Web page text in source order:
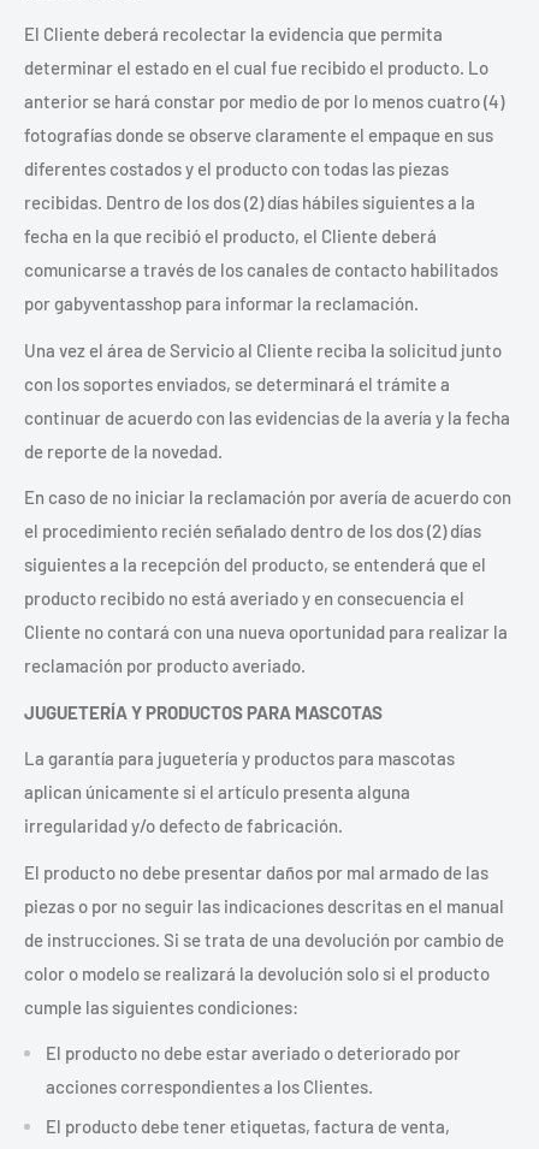
El Cliente deberá recolectar la evidencia que permita
determinar el estado en el cual fue recibido el producto. Lo
anterior se hará constar por medio de por lo menos cuatro (4)
fotografías donde se observe claramente el empaque en sus
diferentes costados y el producto con todas las piezas
recibidas. Dentro de los dos (2) días hábiles siguientes a la
fecha en la que recibió el producto, el Cliente deberá
comunicarse a través de los canales de contacto habilitados
por gabyventasshop para informar la reclamación.
Una vez el área de Servicio al Cliente reciba la solicitud junto
con los soportes enviados, se determinará el trámite a
continuar de acuerdo con las evidencias de la avería y la fecha
de reporte de la novedad.
En caso de no iniciar la reclamación por avería de acuerdo con
el procedimiento recién señalado dentro de los dos (2) días
siguientes a la recepción del producto, se entenderá que el
producto recibido no está averiado y en consecuencia el
Cliente no contará con una nueva oportunidad para realizar la
reclamación por producto averiado.
JUGUETERÍA Y PRODUCTOS PARA MASCOTAS
La garantía para juguetería y productos para mascotas
aplican únicamente si el artículo presenta alguna
irregularidad y/o defecto de fabricación.
El producto no debe presentar daños por mal armado de las
piezas o por no seguir las indicaciones descritas en el manual
de instrucciones. Si se trata de una devolución por cambio de
color o modelo se realizará la devolución solo si el producto
cumple las siguientes condiciones:
El producto no debe estar averiado o deteriorado por
acciones correspondientes a los Clientes.
El producto debe tener etiquetas, factura de venta,